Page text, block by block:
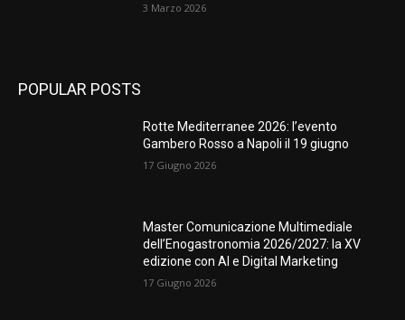
3 Marzo 2026
POPULAR POSTS
Rotte Mediterranee 2026: l’evento
Gambero Rosso a Napoli il 19 giugno
17 Giugno 2026
Master Comunicazione Multimediale
dell’Enogastronomia 2026/2027: la XV
edizione con AI e Digital Marketing
17 Giugno 2026